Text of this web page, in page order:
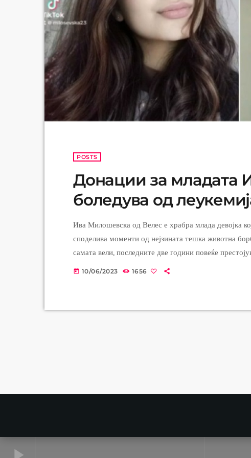
POSTS
Донации за младата
боледува од
Ива Милошевска од Велес е храбра млада девојка
споделива моменти од нејзината тешка животна
самата вели, последните две години повеќе
последното видео таа упати апел до сите хумани
today 10/06/2023 1656